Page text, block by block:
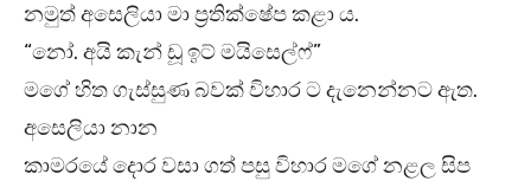
නමුත් අසෙලියා මා ප්‍රතික්ෂේප කළා ය.
“නෝ. අයි කැන් ඩූ ඉට් මයිසෙල්ෆ්”
මගේ හිත ගැස්සුණ බවක් විහාර ට දැනෙන්නට ඇත.
අසෙලියා නාන
කාමරයේ දොර වසා ගත් පසු විහාර මගේ නළල සිප